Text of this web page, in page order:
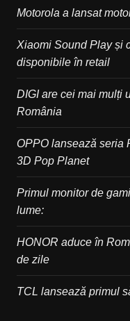
Motorola a lansat
Xiaomi Sound Play și
disponibile în retail
DIGI are cei mai mulți
România
OPPO lansează seria
3D Pop Planet
Primul monitor de
lume:
HONOR aduce în
de zile
TCL lansează primul